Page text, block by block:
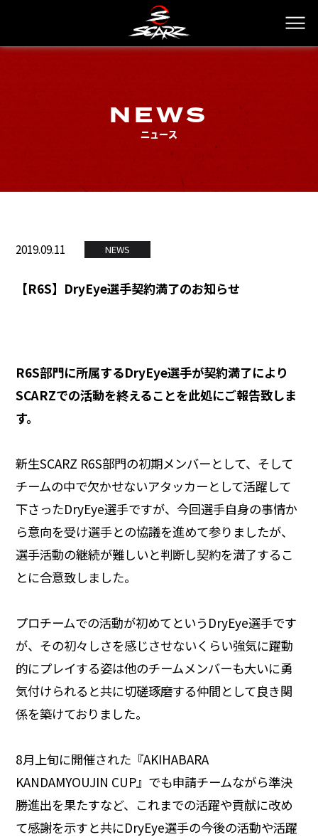
NEWS
ニュース
2019.09.11 NEWS
【R6S】DryEye選手契約満了のお知らせ
R6S部門に所属するDryEye選手が契約満了により
SCARZでの活動を終えることを此処にご報告致しま
す。
新生SCARZ R6S部門の初期メンバーとして、そして
チームの中で欠かせないアタッカーとして活躍して
下さったDryEye選手ですが、今回選手自身の事情か
ら意向を受け選手との協議を進めて参りましたが、
選手活動の継続が難しいと判断し契約を満了するこ
とに合意致しました。
プロチームでの活動が初めてというDryEye選手です
が、その初々しさを感じさせないくらい強気に躍動
的にプレイする姿は他のチームメンバーも大いに勇
気付けられると共に切磋琢磨する仲間として良き関
係を築けておりました。
8月上旬に開催された『AKIHABARA
KANDAMYOUJIN CUP』でも申請チームながら準決
勝進出を果たすなど、これまでの活躍や貢献に改め
て感謝を示すと共にDryEye選手の今後の活動や活躍